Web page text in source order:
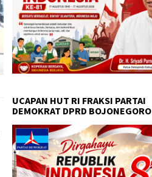
UCAPAN HUT RI FRAKSI PARTAI
DEMOKRAT DPRD BOJONEGORO